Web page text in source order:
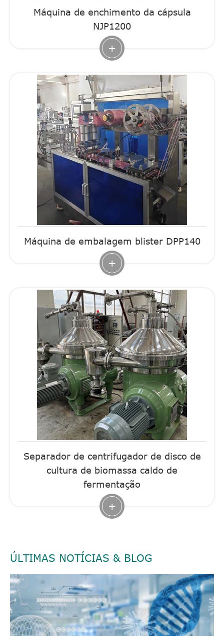
Máquina de enchimento da cápsula
NJP1200
+
Máquina de embalagem blister DPP140
+
Separador de centrifugador de disco de
cultura de biomassa caldo de
fermentação
+
ÚLTIMAS NOTÍCIAS & BLOG